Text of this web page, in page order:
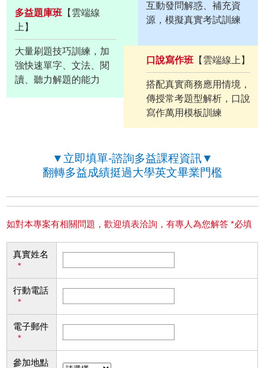
互動發問解惑、補充資
源，模擬真實考試訓練
多益題庫班【雲端線
上】
大量刷題技巧訓練，加
強快速單字、文法、閱
讀、聽力解題的能力
口說寫作班【雲端線上】
搭配真實商務應用情境，
傳授常考題型解析，口說
寫作萬用模板訓練
▼立即填單-諮詢多益課程資訊▼
翻轉多益成績挺過大學英文畢業門檻
如對本專案有相關問題，歡迎填表洽詢，有專人為您解答 *必填
真實姓名
*
行動電話
*
電子郵件
*
參加地點